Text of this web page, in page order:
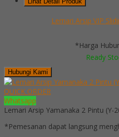
Lemari Arsip VIP
*Harga
Ready
Hubungi Kami
QUICK ORDER
Whatsapp
Lemari Arsip Yamanaka 2 Pintu (Y-
*Pemesanan dapat langsung